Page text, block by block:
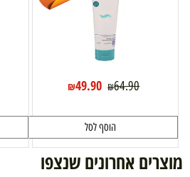
₪64.90
₪49.90
הוסף לסל
מוצרים אחרונים שנצפו